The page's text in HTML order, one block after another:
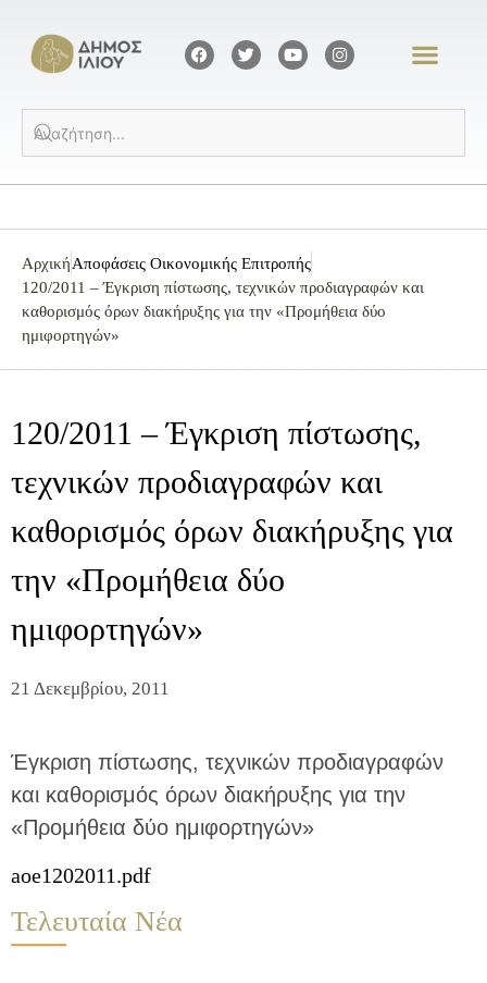
ΑρχικήΑποφάσεις Οικονομικής Επιτροπής
120/2011 – Έγκριση πίστωσης, τεχνικών προδιαγραφών και
καθορισμός όρων διακήρυξης για την «Προμήθεια δύο
ημιφορτηγών»
120/2011 – Έγκριση πίστωσης,
τεχνικών προδιαγραφών και
καθορισμός όρων διακήρυξης για
την «Προμήθεια δύο
ημιφορτηγών»
21 Δεκεμβρίου, 2011
Έγκριση πίστωσης, τεχνικών προδιαγραφών
και καθορισμός όρων διακήρυξης για την
«Προμήθεια δύο ημιφορτηγών»
aoe1202011.pdf
Τελευταία Νέα